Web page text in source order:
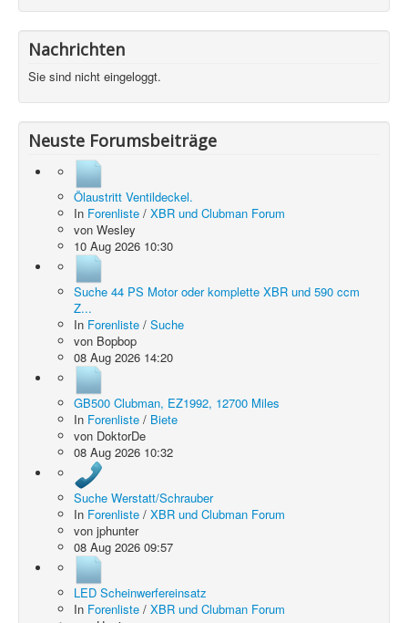
Nachrichten
Sie sind nicht eingeloggt.
Neuste Forumsbeiträge
Ölaustritt Ventildeckel.
In Forenliste / XBR und Clubman Forum
von Wesley
10 Aug 2026 10:30
Suche 44 PS Motor oder komplette XBR und 590 ccm
Z...
In Forenliste / Suche
von Bopbop
08 Aug 2026 14:20
GB500 Clubman, EZ1992, 12700 Miles
In Forenliste / Biete
von DoktorDe
08 Aug 2026 10:32
Suche Werstatt/Schrauber
In Forenliste / XBR und Clubman Forum
von jphunter
08 Aug 2026 09:57
LED Scheinwerfereinsatz
In Forenliste / XBR und Clubman Forum